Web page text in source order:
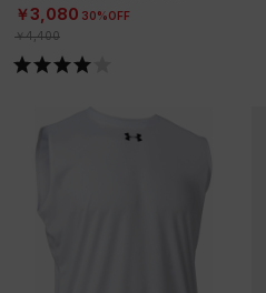
￥3,080 30%OFF
￥4,400